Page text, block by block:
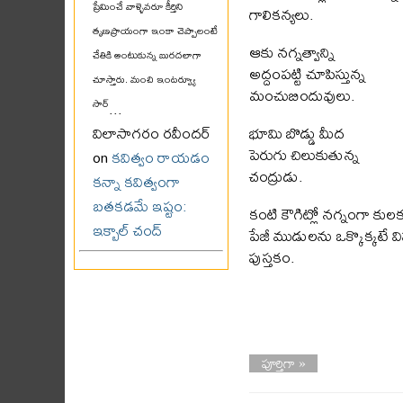
ప్రేమించే వాళ్ళెవరూ కీర్తిని
తృణప్రాయంగా ఇంకా చెప్పాలంటే
చేతికి అంటుకున్న బురదలాగా
చూస్తారు. మంచి ఇంటర్వ్యూ
సార్...
విలాసాగరం రవీందర్
onకవిత్వం రాయడం
కన్నా కవిత్వంగా
బతకడమే ఇష్టం:
ఇక్బాల్ చంద్
గాలికన్యలు.
ఆకు నగ్నత్వాన్ని
అద్దంపట్టి చూపిస్తున్న
మంచుబిందువులు.
భూమి బొడ్డు మీద
పెరుగు చిలుకుతున్న
చంద్రుడు.
కంటి కౌగిట్లో నగ్నంగా
పేజీ ముడులను ఒక్కొక్కటే
పుస్తకం.
పూర్తిగా »